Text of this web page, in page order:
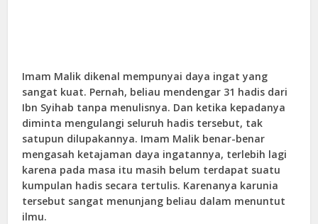
Imam Malik dikenal mempunyai daya ingat yang
sangat kuat. Pernah, beliau mendengar 31 hadis dari
Ibn Syihab tanpa menulisnya. Dan ketika kepadanya
diminta mengulangi seluruh hadis tersebut, tak
satupun dilupakannya. Imam Malik benar-benar
mengasah ketajaman daya ingatannya, terlebih lagi
karena pada masa itu masih belum terdapat suatu
kumpulan hadis secara tertulis. Karenanya karunia
tersebut sangat menunjang beliau dalam menuntut
ilmu.